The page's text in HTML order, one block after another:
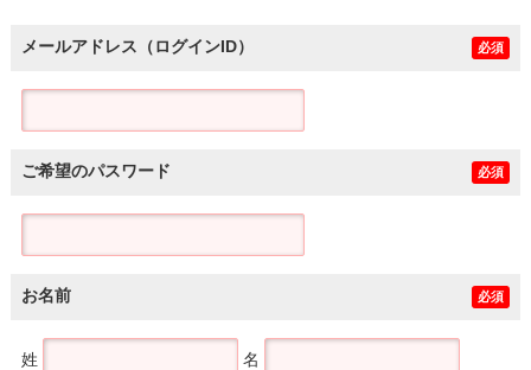
メールアドレス（ログインID） 必須
ご希望のパスワード 必須
お名前 必須
姓 名